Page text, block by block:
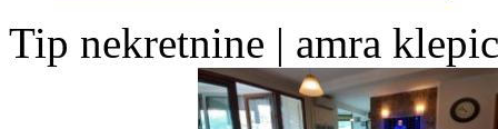
Tip nekretnine | amra klepic